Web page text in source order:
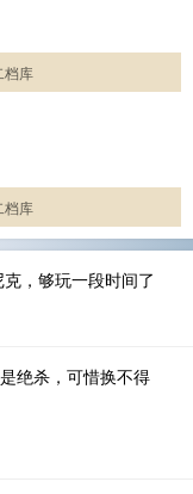
档库
档库
，够玩一段时间了
绝杀，可惜换不得